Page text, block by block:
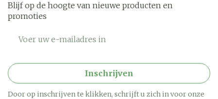
Blijf op de hoogte van nieuwe producten en
promoties
Inschrijven
Door op inschrijven te klikken, schrijft u zich in voor onze